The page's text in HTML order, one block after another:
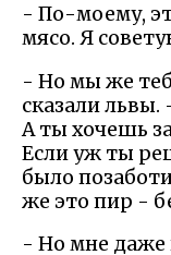
- По-моему,
мясо. Я
- Но мы же
сказали
А ты хочешь
Если уж ты
было
же это пир -
- Но мне даже